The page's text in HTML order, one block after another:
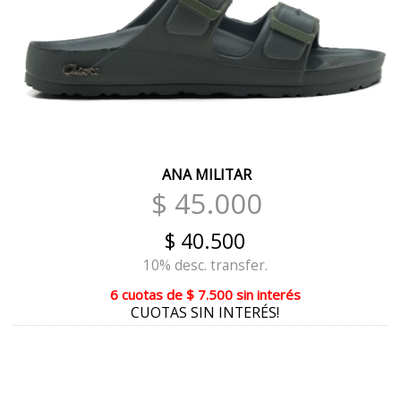
ESMERALDA
GAMUZÓN AZUL
COLONIAL
MULTICOLOR
SALMON
TIZA
BLACO CON PLATA
ANA MILITAR
$ 45.000
$ 40.500
10% desc. transfer.
6 cuotasde $ 7.500sin interés
CUOTAS SIN INTERÉS!